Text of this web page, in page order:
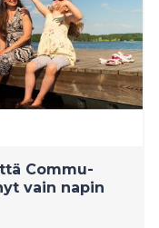
Commu-
vain napin